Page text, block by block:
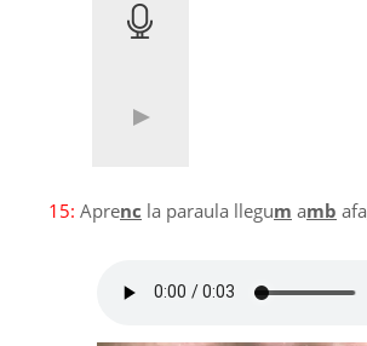
15: Aprenc la paraula llegum amb afa